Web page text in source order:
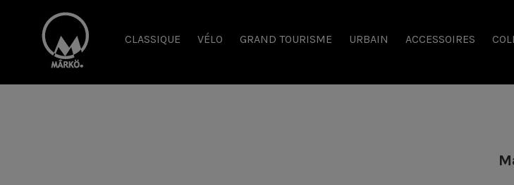
CLASSIQUE VÉLO GRAND TOURISME URBAIN ACCESSOIRES